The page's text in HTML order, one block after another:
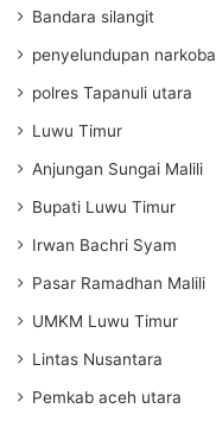
Bandara silangit
penyelundupan narkoba
polres Tapanuli utara
Luwu Timur
Anjungan Sungai Malili
Bupati Luwu Timur
Irwan Bachri Syam
Pasar Ramadhan Malili
UMKM Luwu Timur
Lintas Nusantara
Pemkab aceh utara